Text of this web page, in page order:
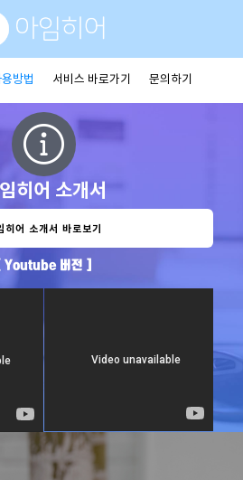
방법 서비스 바로가기 문의하기
히어 소개서
히어 소개서 바로보기
Youtube 버전 ]